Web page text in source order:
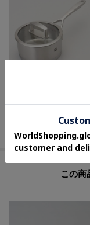
¥8,800
さらに10%OFF
この商